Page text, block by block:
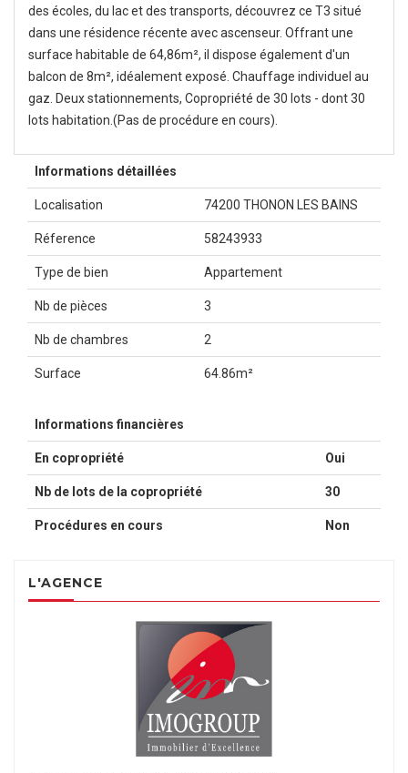
des écoles, du lac et des transports, découvrez ce T3 situé
dans une résidence récente avec ascenseur. Offrant une
surface habitable de 64,86m², il dispose également d'un
balcon de 8m², idéalement exposé. Chauffage individuel au
gaz. Deux stationnements, Copropriété de 30 lots - dont 30
lots habitation.(Pas de procédure en cours).
Informations détaillées
Localisation 74200 THONON LES BAINS
Réference 58243933
Type de bien Appartement
Nb de pièces 3
Nb de chambres 2
Surface 64.86m²
Informations financières
En copropriété Oui
Nb de lots de la copropriété 30
Procédures en cours Non
L'AGENCE